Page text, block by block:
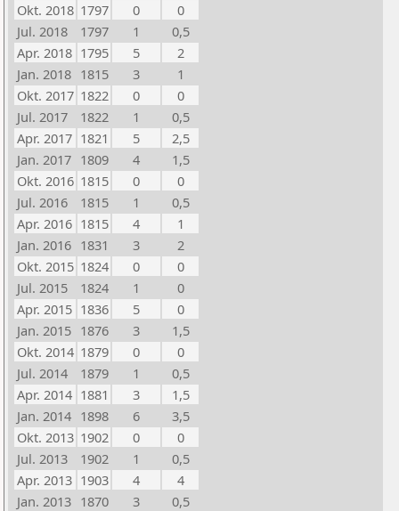
Okt. 2018 1797 0
0
Jul. 2018
1797 1
0,5
Apr. 2018 1795 5
2
Jan. 2018 1815 3
1
Okt. 2017 1822 0
0
Jul. 2017
1822 1
0,5
Apr. 2017 1821 5
2,5
Jan. 2017 1809 4
1,5
Okt. 2016 1815 0
0
Jul. 2016
1815 1
0,5
Apr. 2016 1815 4
1
Jan. 2016 1831 3
2
Okt. 2015 1824 0
0
Jul. 2015
1824 1
0
Apr. 2015 1836 5
0
Jan. 2015 1876 3
1,5
Okt. 2014 1879 0
0
Jul. 2014
1879 1
0,5
Apr. 2014 1881 3
1,5
Jan. 2014 1898 6
3,5
Okt. 2013 1902 0
0
Jul. 2013
1902 1
0,5
Apr. 2013 1903 4
4
Jan. 2013 1870 3
0,5